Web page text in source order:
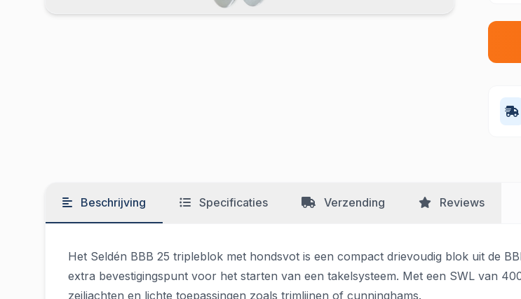
Beschrijving Specificaties Verzending Reviews
Het Seldén BBB 25 tripleblok met hondsvot is een compact drievoudig blok uit de
extra bevestigingspunt voor het starten van een takelsysteem. Met een SWL van
zeiljachten en lichte toepassingen zoals trimlijnen of cunninghams.